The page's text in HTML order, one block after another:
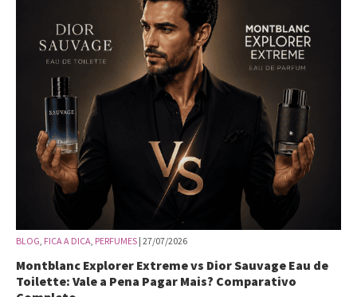
BLOG FICA A DICA PERFUMES | 27/07/2026
Montblanc Explorer Extreme vs Dior Sauvage Eau de
Toilette: Vale a Pena Pagar Mais? Comparativo